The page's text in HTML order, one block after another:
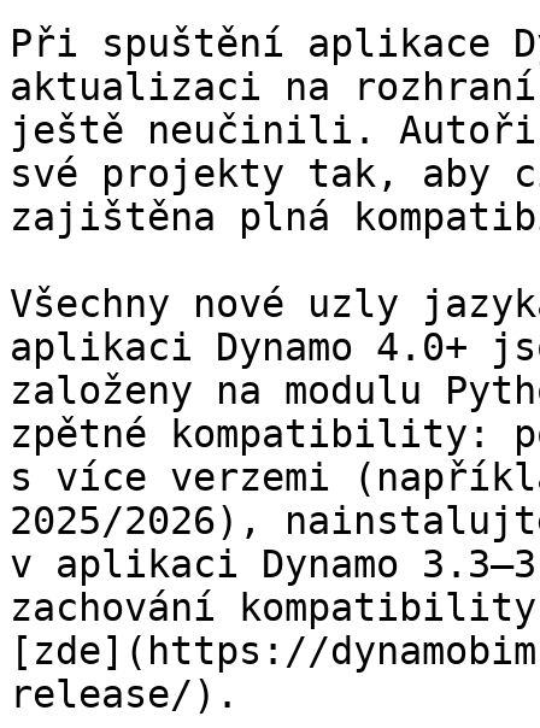
Při spuštění aplikace
aktualizaci na
ještě neučinili. Autoři
své projekty tak, aby
zajištěna plná
Všechny nové uzly
aplikaci Dynamo 4.0+
založeny na modulu
zpětné kompatibility:
s více verzemi
2025/2026),
v aplikaci Dynamo
zachování
[zde](https://
release/).